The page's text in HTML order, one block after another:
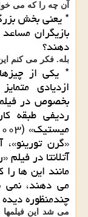
آن چه را که می
* یعنی بخش
بازیگران
دهند؟
بله. فکر می کنم
* یکی از
ازدیادی
بخصوص در
ردیفی طبقه
«گرن
آتلانتا در
مانند این ها
می دهند، نمی
چندمنظوره
می شد این